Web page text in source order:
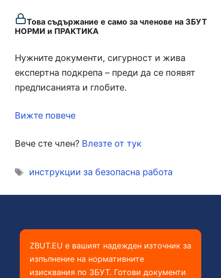
Това съдържание е само за членове на ЗБУТ
НОРМИ и ПРАКТИКА
Нужните документи, сигурност и жива
експертна подкрепа – преди да се появят
предписанията и глобите.
Вижте повече
Вече сте член? Влезте от тук
Етикети
инструкции за безопасна работа
ZBUT.EU е вашият надежден източник за
изпълнение на нормативните
изисквания по ЗБУТ. Готови документи